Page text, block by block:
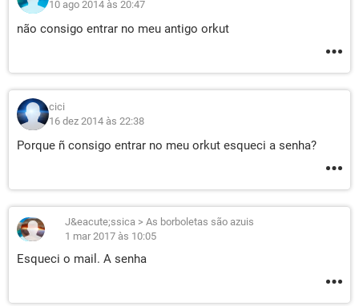
10 ago 2014 às 20:47
não consigo entrar no meu antigo orkut
cici
16 dez 2014 às 22:38
Porque ñ consigo entrar no meu orkut esqueci a senha?
J&eacute;ssica > As borboletas são azuis
1 mar 2017 às 10:05
Esqueci o mail. A senha